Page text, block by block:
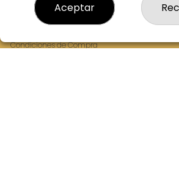
Aviso Legal
Política de Privacidad
Condiciones de Compra
Aceptar